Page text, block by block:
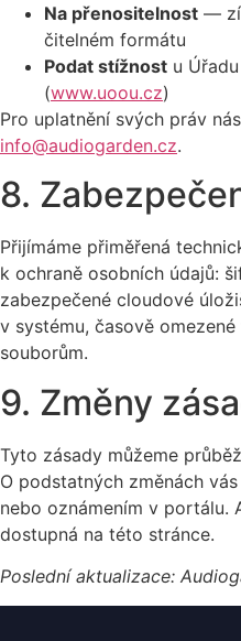
Na přenositelnost —
čitelném formátu
Podat stížnost u
(www.uoou.cz)
Pro uplatnění svých práv
info@audiogarden.cz.
8.
Přijímáme přiměřená
k ochraně osobních údajů:
zabezpečené cloudové
v systému, časově
souborům.
9. Změny
Tyto zásady můžeme
O podstatných změnách
nebo oznámením v portálu.
dostupná na této stránce.
Poslední aktualizace: